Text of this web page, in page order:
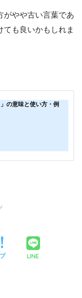
がやや古い言葉であ
ても良いかもしれま
の意味と使い方・例
LINE